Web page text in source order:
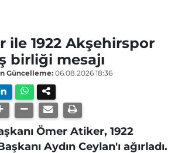
ile 1922 Akşehirspor
birliği mesajı
Güncelleme: 06.08.2026 18:36
Ömer Atiker, 1922
Aydın Ceylan'ı ağırladı.